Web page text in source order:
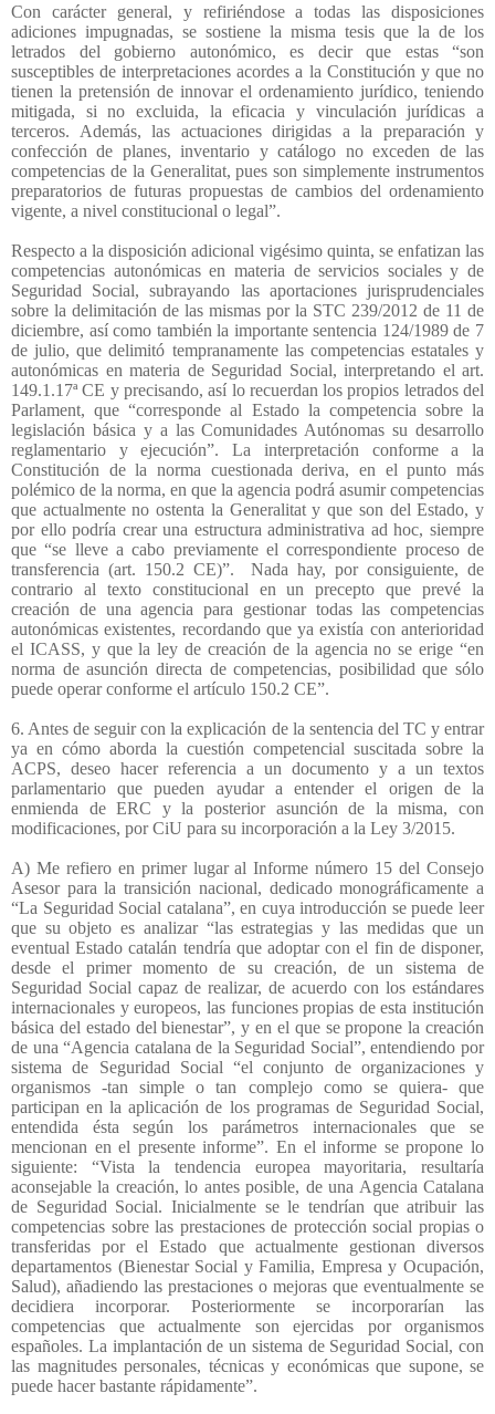
Con carácter general, y refiriéndose a todas las disposiciones
adiciones impugnadas, se sostiene la misma tesis que la de los
letrados del gobierno autonómico, es decir que estas “son
susceptibles de interpretaciones acordes a la Constitución y que no
tienen la pretensión de innovar el ordenamiento jurídico, teniendo
mitigada, si no excluida, la eficacia y vinculación jurídicas a
terceros. Además, las actuaciones dirigidas a la preparación y
confección de planes, inventario y catálogo no exceden de las
competencias de la Generalitat, pues son simplemente instrumentos
preparatorios de futuras propuestas de cambios del ordenamiento
vigente, a nivel constitucional o legal”.
Respecto a la disposición adicional vigésimo quinta, se enfatizan las
competencias autonómicas en materia de servicios sociales y de
Seguridad Social, subrayando las aportaciones jurisprudenciales
sobre la delimitación de las mismas por la STC 239/2012 de 11 de
diciembre, así como también la importante sentencia 124/1989 de 7
de julio, que delimitó tempranamente las competencias estatales y
autonómicas en materia de Seguridad Social, interpretando el art.
149.1.17ª CE y precisando, así lo recuerdan los propios letrados del
Parlament, que “corresponde al Estado la competencia sobre la
legislación básica y a las Comunidades Autónomas su desarrollo
reglamentario y ejecución”. La interpretación conforme a la
Constitución de la norma cuestionada deriva, en el punto más
polémico de la norma, en que la agencia podrá asumir competencias
que actualmente no ostenta la Generalitat y que son del Estado, y
por ello podría crear una estructura administrativa ad hoc, siempre
que “se lleve a cabo previamente el correspondiente proceso de
transferencia (art. 150.2 CE)”.
Nada hay, por consiguiente, de
contrario al texto constitucional en un precepto que prevé la
creación de una agencia para gestionar todas las competencias
autonómicas existentes, recordando que ya existía con anterioridad
el ICASS, y que la ley de creación de la agencia no se erige “en
norma de asunción directa de competencias, posibilidad que sólo
puede operar conforme el artículo 150.2 CE”.
6. Antes de seguir con la explicación de la sentencia del TC y entrar
ya en cómo aborda la cuestión competencial suscitada sobre la
ACPS, deseo hacer referencia a un documento y a un textos
parlamentario que pueden ayudar a entender el origen de la
enmienda de ERC y la posterior asunción de la misma, con
modificaciones, por CiU para su incorporación a la Ley 3/2015.
A) Me refiero en primer lugar al Informe número 15 del Consejo
Asesor para la transición nacional, dedicado monográficamente a
“La Seguridad Social catalana”, en cuya introducción se puede leer
que su objeto es analizar “las estrategias y las medidas que un
eventual Estado catalán tendría que adoptar con el fin de disponer,
desde el primer momento de su creación, de un sistema de
Seguridad Social capaz de realizar, de acuerdo con los estándares
internacionales y europeos, las funciones propias de esta institución
básica del estado del bienestar”, y en el que se propone la creación
de una “Agencia catalana de la Seguridad Social”, entendiendo por
sistema de Seguridad Social “el conjunto de organizaciones y
organismos -tan simple o tan complejo como se quiera- que
participan en la aplicación de los programas de Seguridad Social,
entendida ésta según los parámetros internacionales que se
mencionan en el presente informe”. En el informe se propone lo
siguiente: “Vista la tendencia europea mayoritaria, resultaría
aconsejable la creación, lo antes posible, de una Agencia Catalana
de Seguridad Social. Inicialmente se le tendrían que atribuir las
competencias sobre las prestaciones de protección social propias o
transferidas por el Estado que actualmente gestionan diversos
departamentos (Bienestar Social y Familia, Empresa y Ocupación,
Salud), añadiendo las prestaciones o mejoras que eventualmente se
decidiera incorporar. Posteriormente se incorporarían las
competencias que actualmente son ejercidas por organismos
españoles. La implantación de un sistema de Seguridad Social, con
las magnitudes personales, técnicas y económicas que supone, se
puede hacer bastante rápidamente”.